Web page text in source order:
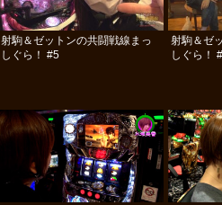
射駒＆ゼットンの共闘戦線まっ
しぐら！ #5
射駒＆ゼ
しぐら！